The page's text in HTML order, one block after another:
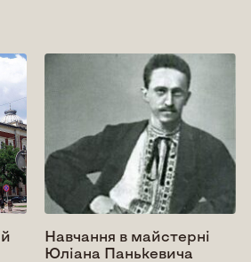
Навчання в майстерні
Юліана Панькевича